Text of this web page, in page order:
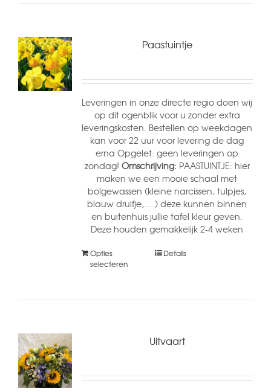
Paastuintje
Leveringen in onze directe regio doen wij
op dit ogenblik voor u zonder extra
leveringskosten. Bestellen op weekdagen
kan voor 22 uur voor levering de dag
erna Opgelet: geen leveringen op
zondag! Omschrijving: PAASTUINTJE: hier
maken we een mooie schaal met
bolgewassen (kleine narcissen, tulpjes,
blauw druifje,….) deze kunnen binnen
en buitenhuis jullie tafel kleur geven.
Deze houden gemakkelijk 2-4 weken
Opties
selecteren
Details
Uitvaart